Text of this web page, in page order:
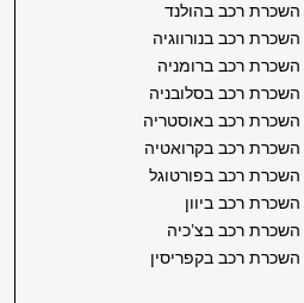
השכרת רכב בהולנד
השכרת רכב בנורווגיה
השכרת רכב ברומניה
השכרת רכב בסלובניה
השכרת רכב באוסטריה
השכרת רכב בקרואטיה
השכרת רכב בפורטוגל
השכרת רכב ביוון
השכרת רכב בצ’כיה
השכרת רכב בקפריסין